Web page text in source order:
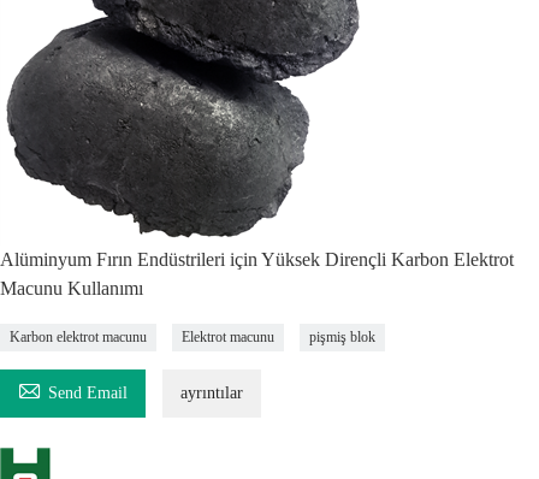
Alüminyum Fırın Endüstrileri için Yüksek Dirençli Karbon Elektrot
Macunu Kullanımı
Karbon elektrot macunu Elektrot macunu pişmiş blok
 Send Email ayrıntılar